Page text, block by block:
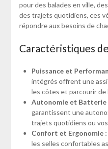
pour des balades en ville,
des trajets quotidiens, ces
répondre aux besoins de
Caractéristiques
Puissance et
intégrés offrent une
les côtes et parcourir
Autonomie et Batterie
garantissent une
trajets quotidiens ou
Confort et Ergonomie :
les selles confortables